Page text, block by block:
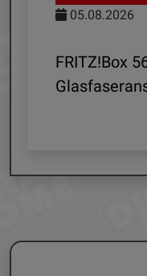
05.08.2026
FRITZ!Box